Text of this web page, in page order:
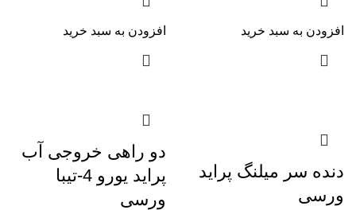
افزودن به سبد خرید افزودن به سبد خرید
دنده سر میلنگ پراید
ورسی
دو راهی خروجی آب
پراید یورو 4-تیبا
ورسی